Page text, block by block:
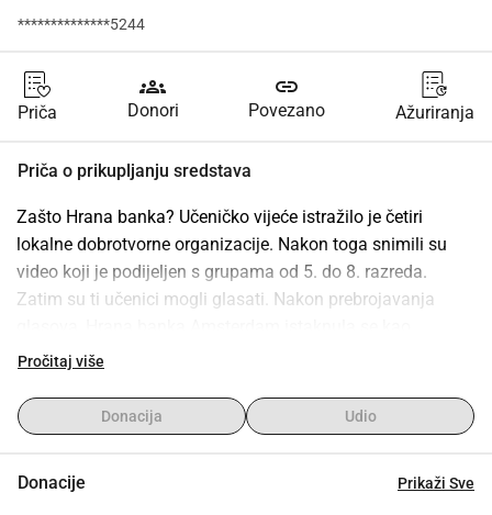
**************5244
Priča
groups
Donori
link
Povezano Ažuriranja
Priča o prikupljanju sredstava
Zašto Hrana banka? Učeničko vijeće istražilo je četiri
lokalne dobrotvorne organizacije. Nakon toga snimili su
video koji je podijeljen s grupama od 5. do 8. razreda.
Zatim su ti učenici mogli glasati. Nakon prebrojavanja
pobjednik. Hrana banka Amsterdam osnovana je kako bi
financijskim problemima i ne mogu si priuštiti dovoljno
hrane za sebe ili svoju obitelj. Cilj Hrane banke je prikupiti i
tako ublažiti utjecaj siromaštva. Hrana banka ne nudi
Pročitaj više
Donacija Udio
Donacije Prikaži Sve